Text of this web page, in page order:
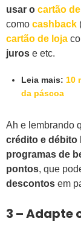
usar o cartão
como cashback
cartão de loja
juros e etc.
Leia mais: 10
da páscoa
Ah e lembrando
crédito e débito
programas de
pontos, que
descontos em
3 – Adapte